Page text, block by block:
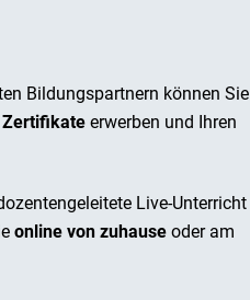
Bildungspartnern können Sie
Zertifikate erwerben und Ihren
Live-Unterricht
online von zuhause oder am